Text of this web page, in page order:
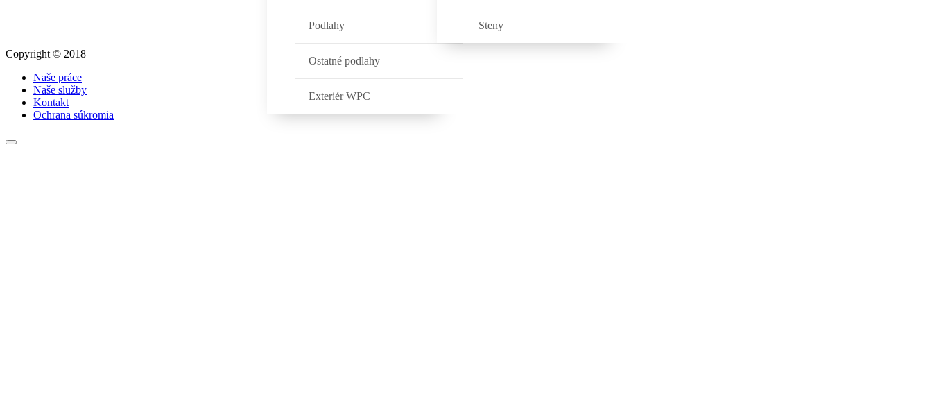
Podlahy
Ostatné podlahy
Exteriér WPC
Steny
Copyright © 2018
Naše práce
Naše služby
Kontakt
Ochrana súkromia